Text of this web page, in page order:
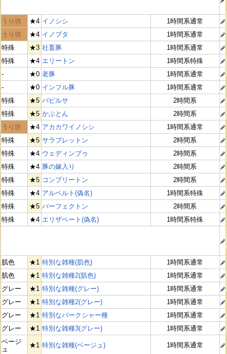
うり坊 ★4 イノシシ
1時間系通常
うり坊
★4 イノブタ
1時間系通常
特殊
★3 社畜豚
1時間系通常
特殊
★4 エリートン
1時間系特殊
-
★0 老豚
1時間系通常
-
★0 インフル豚
1時間系通常
特殊
★5 バビルサ
2時間系
特殊
★5 かぶとん
2時間系
うり坊
★4 アカカワイノシシ
1時間系通常
特殊
★5 サラブレットン
2時間系
特殊
★4 ウェディンブゥ
2時間系
特殊
★4 豚の嫁入り
2時間系
特殊
★5 コンプリートン
2時間系
特殊
★4 アルベルト(偽名)
1時間系特殊
特殊
★5 パーフェクトン
2時間系
特殊
★4 エリザベート(偽名) 1時間系特殊
肌色 ★1 特別な雑種(肌色)
1時間系通常
肌色
★1 特別な雑種2(肌色)
1時間系通常
グレー
★1 特別な雑種(グレー)
1時間系通常
グレー
★1 特別な雑種2(グレー)
1時間系通常
グレー
★1 特別なバークシャー種
1時間系通常
グレー
★1 特別な雑種3(グレー)
1時間系通常
ベージ
ュ
★1 特別な雑種(ベージュ) 1時間系通常